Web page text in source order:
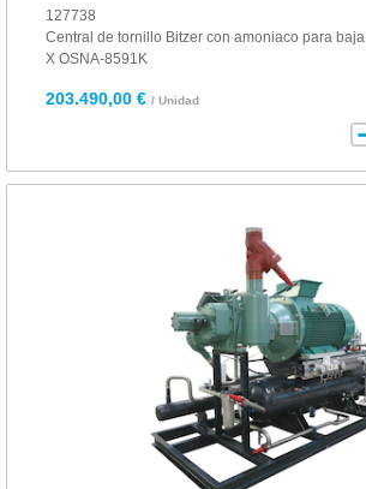
127738
Central de tornillo Bitzer con amoniaco para
X OSNA-8591K
203.490,00 € / Unidad